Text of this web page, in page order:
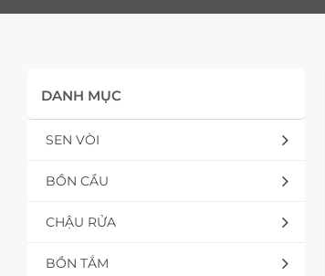
DANH MỤC
SEN VÒI
BỒN CẦU
CHẬU RỬA
BỒN TẮM